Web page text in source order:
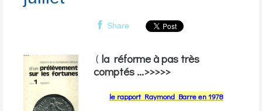
Share
( la réforme à pas très
comptés ...>>>>>
le rapport Raymond Barre en 1978